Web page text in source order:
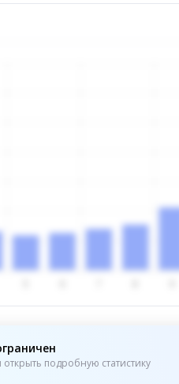
подробную статистику